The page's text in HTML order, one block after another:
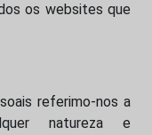
os websites que
referimo-nos a
natureza e